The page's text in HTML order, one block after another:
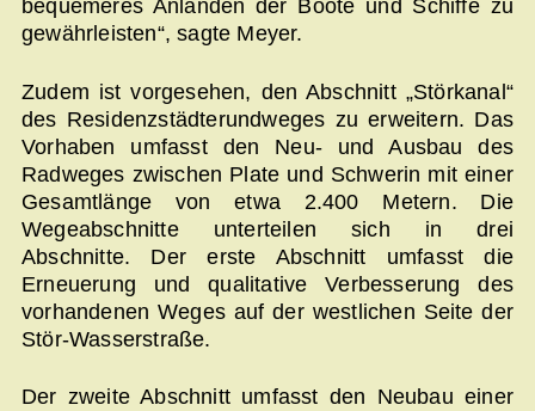
bequemeres Anlanden der Boote und Schiffe zu
gewährleisten“, sagte Meyer.
Zudem ist vorgesehen, den Abschnitt „Störkanal“
des Residenzstädterundweges zu erweitern. Das
Vorhaben umfasst den Neu- und Ausbau des
Radweges zwischen Plate und Schwerin mit einer
Gesamtlänge von etwa 2.400 Metern. Die
Wegeabschnitte unterteilen sich in drei
Abschnitte. Der erste Abschnitt umfasst die
Erneuerung und qualitative Verbesserung des
vorhandenen Weges auf der westlichen Seite der
Stör-Wasserstraße.
Der zweite Abschnitt umfasst den Neubau einer